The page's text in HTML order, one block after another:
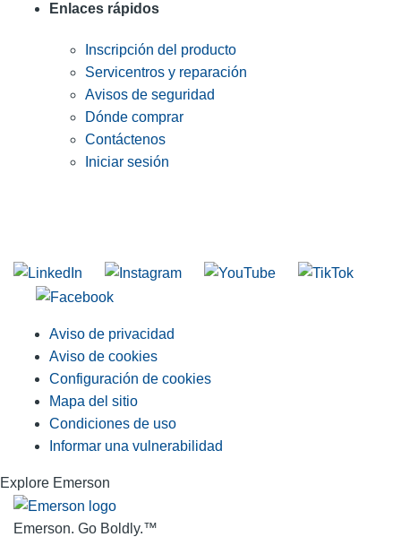
Enlaces rápidos
Inscripción del producto
Servicentros y reparación
Avisos de seguridad
Dónde comprar
Contáctenos
Iniciar sesión
Aviso de privacidad
Aviso de cookies
Configuración de cookies
Mapa del sitio
Condiciones de uso
Informar una vulnerabilidad
Explore Emerson
Emerson. Go Boldly.™